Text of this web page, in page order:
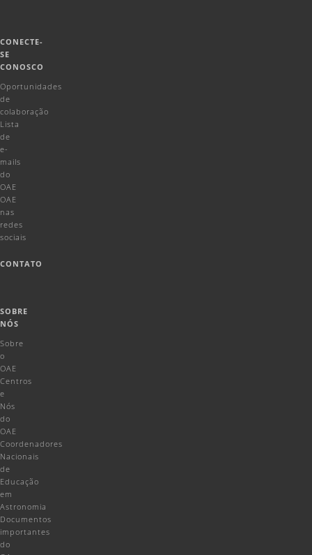
CONECTE-
SE
CONOSCO
Oportunidades
de
colaboração
Lista
de
e-
mails
do
OAE
OAE
nas
redes
sociais
CONTATO
SOBRE
NÓS
Sobre
o
OAE
Centros
e
Nós
do
OAE
Coordenadores
Nacionais
de
Educação
em
Astronomia
Documentos
importantes
do